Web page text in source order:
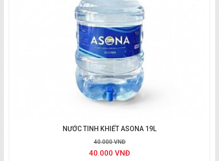
NƯỚC TINH KHIẾT ASONA 19L
40.000 VNĐ
40.000 VNĐ